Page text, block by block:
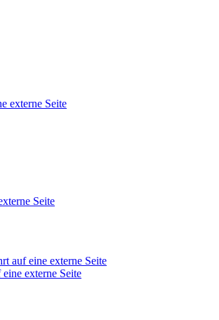
externe Seite
Seite
auf eine externe Seite
externe Seite